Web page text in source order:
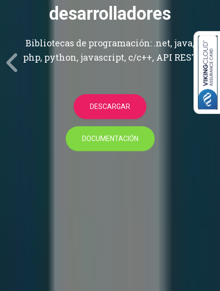
desarrolladores
Bibliotecas de programación: .net, java,
php, python, javascript, c/c++, API REST
DESCARGAR
DOCUMENTACIÓN